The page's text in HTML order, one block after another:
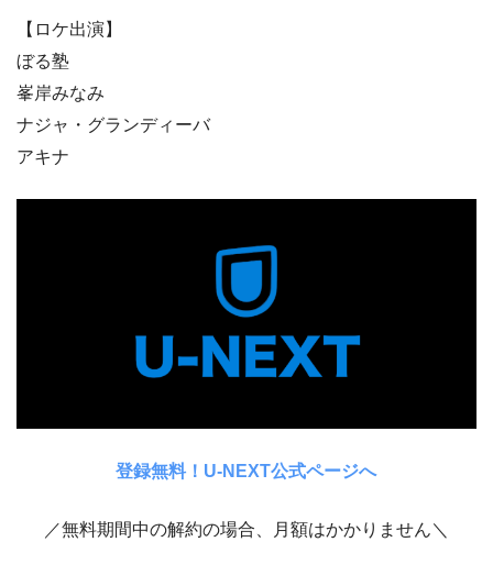
【ロケ出演】
ぼる塾
峯岸みなみ
ナジャ・グランディーバ
アキナ
登録無料！U-NEXT公式ページへ
／無料期間中の解約の場合、月額はかかりません＼